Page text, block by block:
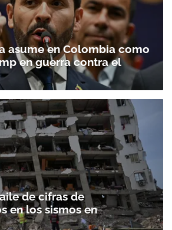
asume en Colombia como
en guerra contra el
de cifras de
en los sismos en